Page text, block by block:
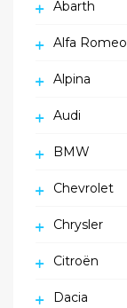
Abarth
Alfa Romeo
Alpina
Audi
BMW
Chevrolet
Chrysler
Citroën
Dacia